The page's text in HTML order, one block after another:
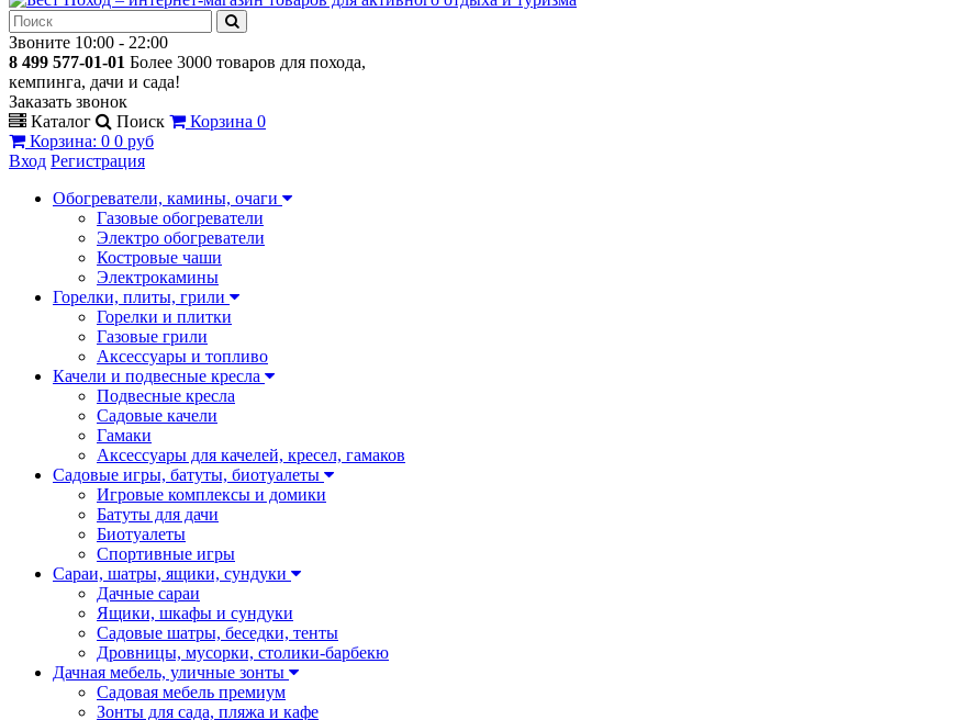
Звоните 10:00 - 22:00
8 499 577-01-01 Более 3000 товаров для похода,
кемпинга, дачи и сада!
Заказать звонок
Каталог
Поиск Корзина 0
Корзина: 0 0 руб
Вход Регистрация
Обогреватели, камины, очаги
Газовые обогреватели
Электро обогреватели
Костровые чаши
Электрокамины
Горелки, плиты, грили
Горелки и плитки
Газовые грили
Аксессуары и топливо
Качели и подвесные кресла
Подвесные кресла
Садовые качели
Гамаки
Аксессуары для качелей, кресел, гамаков
Садовые игры, батуты, биотуалеты
Игровые комплексы и домики
Батуты для дачи
Биотуалеты
Спортивные игры
Сараи, шатры, ящики, сундуки
Дачные сараи
Ящики, шкафы и сундуки
Садовые шатры, беседки, тенты
Дровницы, мусорки, столики-барбекю
Дачная мебель, уличные зонты
Садовая мебель премиум
Зонты для сада, пляжа и кафе